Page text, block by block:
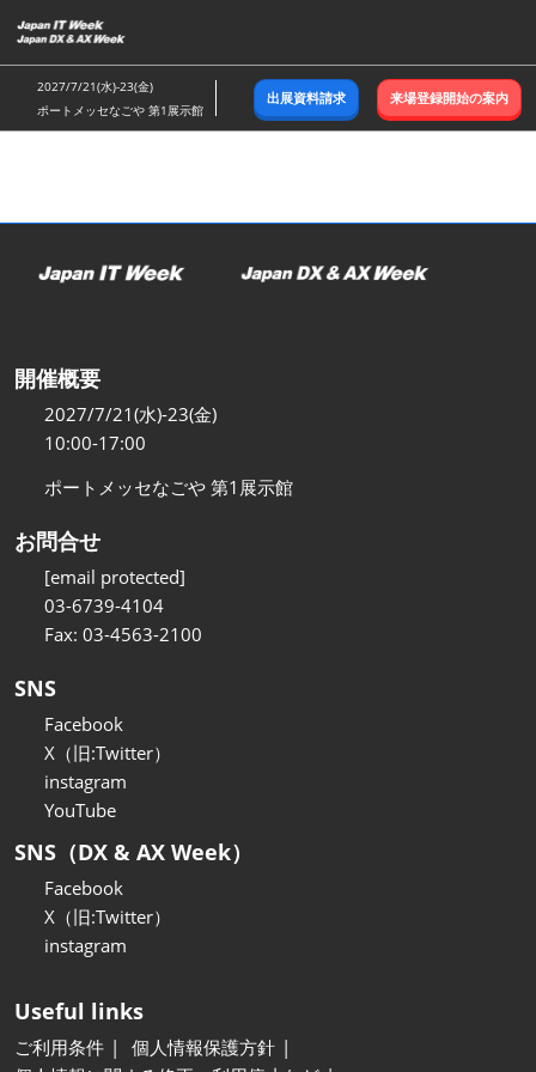
キ
ッ
し
む
2027/7/21(水)-23(金)
ポートメッセなごや 第1展示館
出展資料請求 来場登録開始の案内
開催概要
2027/7/21(水)-23(金)
10:00-17:00
ポートメッセなごや 第1展示館
お問合せ
[email protected]
03-6739-4104
Fax: 03-4563-2100
SNS
Facebook
X（旧:Twitter）
instagram
YouTube
SNS（DX & AX Week）
Facebook
X（旧:Twitter）
instagram
Useful links
ご利用条件
個人情報保護方針